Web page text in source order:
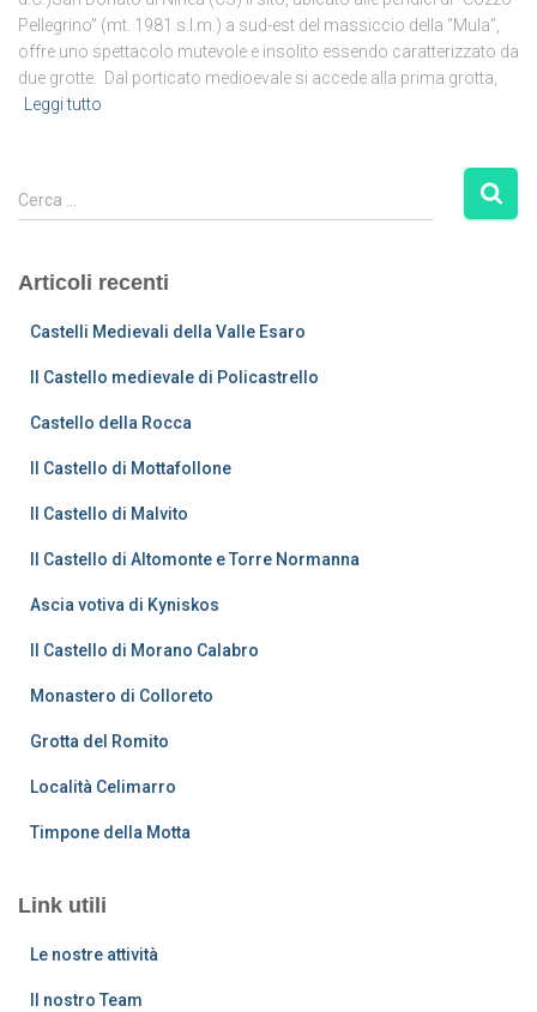
Pellegrino” (mt. 1981 s.l.m.) a sud-est del massiccio della “Mula”,
offre uno spettacolo mutevole e insolito essendo caratterizzato da
due grotte. Dal porticato medioevale si accede alla prima grotta,
Leggi tutto
R
i
r
Cerca …
Articoli recenti
Castelli Medievali della Valle Esaro
Il Castello medievale di Policastrello
Castello della Rocca
Il Castello di Mottafollone
Il Castello di Malvito
Il Castello di Altomonte e Torre Normanna
Ascia votiva di Kyniskos
Il Castello di Morano Calabro
Monastero di Colloreto
Grotta del Romito
Località Celimarro
Timpone della Motta
Link utili
Le nostre attività
Il nostro Team